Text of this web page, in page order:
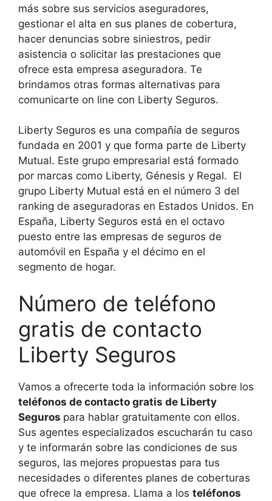
más sobre sus servicios aseguradores,
gestionar el alta en sus planes de cobertura,
hacer denuncias sobre siniestros, pedir
asistencia o solicitar las prestaciones que
ofrece esta empresa aseguradora. Te
brindamos otras formas alternativas para
comunicarte on line con Liberty Seguros.
Liberty Seguros es una compañía de seguros
fundada en 2001 y que forma parte de Liberty
Mutual. Este grupo empresarial está formado
por marcas como Liberty, Génesis y Regal. El
grupo Liberty Mutual está en el número 3 del
ranking de aseguradoras en Estados Unidos. En
España, Liberty Seguros está en el octavo
puesto entre las empresas de seguros de
automóvil en España y el décimo en el
segmento de hogar.
Número de teléfono
gratis de contacto
Liberty Seguros
Vamos a ofrecerte toda la información sobre los
teléfonos de contacto gratis de Liberty
Seguros para hablar gratuitamente con ellos.
Sus agentes especializados escucharán tu caso
y te informarán sobre las condiciones de sus
seguros, las mejores propuestas para tus
necesidades o diferentes planes de coberturas
que ofrece la empresa. Llama a los teléfonos